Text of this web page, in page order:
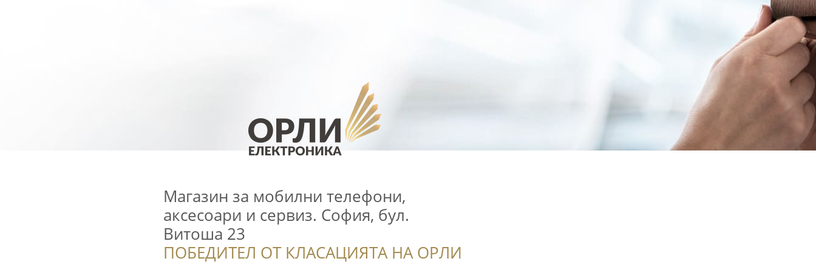
Магазин за мобилни телефони,
аксесоари и сервиз. София, бул.
Витоша 23
ПОБЕДИТЕЛ ОТ КЛАСАЦИЯТА НА ОРЛИ